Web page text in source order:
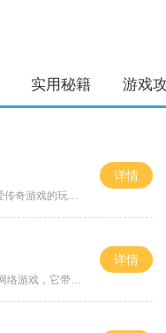
实用秘籍 游戏
传奇单职业网站是一种专门为喜爱传奇游戏的玩家而设立的2D游戏平台。传奇游戏是一款经典的角色扮演游戏，拥有庞大的玩家群体和丰富的游戏内容，为玩家们带来了许多乐趣和挑战。
详情
《SF999传奇SF》是一款热门的网络游戏，它带给玩家们不一样的游戏体验。SF999传奇SF可以让玩家们在虚拟世界中体验到刺激的战斗与冒险，与其他玩家一起组队，共同征服各种强大的敌人
详情